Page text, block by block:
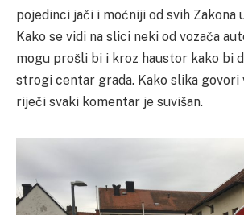
pojedinci jači i moćniji od svih Zakona
Kako se vidi na slici neki od vozača
mogu prošli bi i kroz haustor kako bi
strogi centar grada. Kako slika govori
riječi svaki komentar je suvišan.